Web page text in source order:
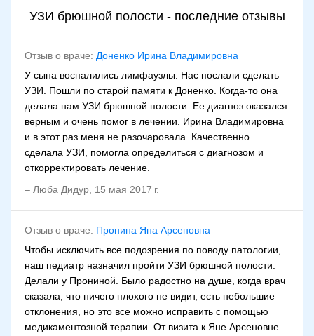
УЗИ брюшной полости - последние отзывы
Отзыв о враче: Доненко Ирина Владимировна
У сына воспалились лимфаузлы. Нас послали сделать
УЗИ. Пошли по старой памяти к Доненко. Когда-то она
делала нам УЗИ брюшной полости. Ее диагноз оказался
верным и очень помог в лечении. Ирина Владимировна
и в этот раз меня не разочаровала. Качественно
сделала УЗИ, помогла определиться с диагнозом и
откорректировать лечение.
– Люба Дидур, 15 мая 2017 г.
Отзыв о враче: Пронина Яна Арсеновна
Чтобы исключить все подозрения по поводу патологии,
наш педиатр назначил пройти УЗИ брюшной полости.
Делали у Прониной. Было радостно на душе, когда врач
сказала, что ничего плохого не видит, есть небольшие
отклонения, но это все можно исправить с помощью
медикаментозной терапии. От визита к Яне Арсеновне